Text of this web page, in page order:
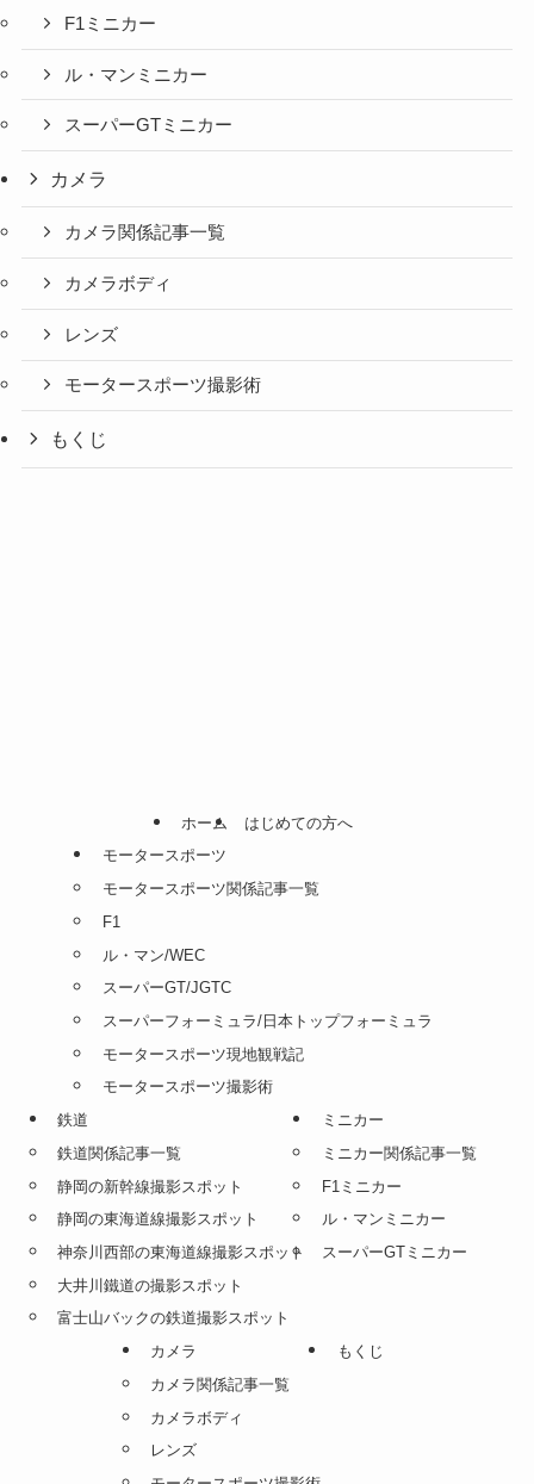
F1ミニカー
ル・マンミニカー
スーパーGTミニカー
カメラ
カメラ関係記事一覧
カメラボディ
レンズ
モータースポーツ撮影術
もくじ
ホーム
はじめての方へ
モータースポーツ
モータースポーツ関係記事一覧
F1
ル・マン/WEC
スーパーGT/JGTC
スーパーフォーミュラ/日本トップフォーミュラ
モータースポーツ現地観戦記
モータースポーツ撮影術
鉄道
鉄道関係記事一覧
静岡の新幹線撮影スポット
静岡の東海道線撮影スポット
神奈川西部の東海道線撮影スポット
大井川鐵道の撮影スポット
富士山バックの鉄道撮影スポット
ミニカー
ミニカー関係記事一覧
F1ミニカー
ル・マンミニカー
スーパーGTミニカー
カメラ
カメラ関係記事一覧
カメラボディ
レンズ
もくじ